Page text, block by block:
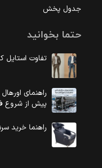
جدول پخش
حتما بخوانید
تفاوت
راهنمای
پیش از شروع
راهنما خرید